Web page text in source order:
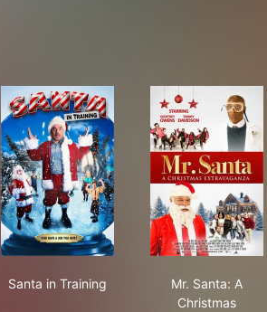
Santa in Training
Mr. Santa: A
Christmas